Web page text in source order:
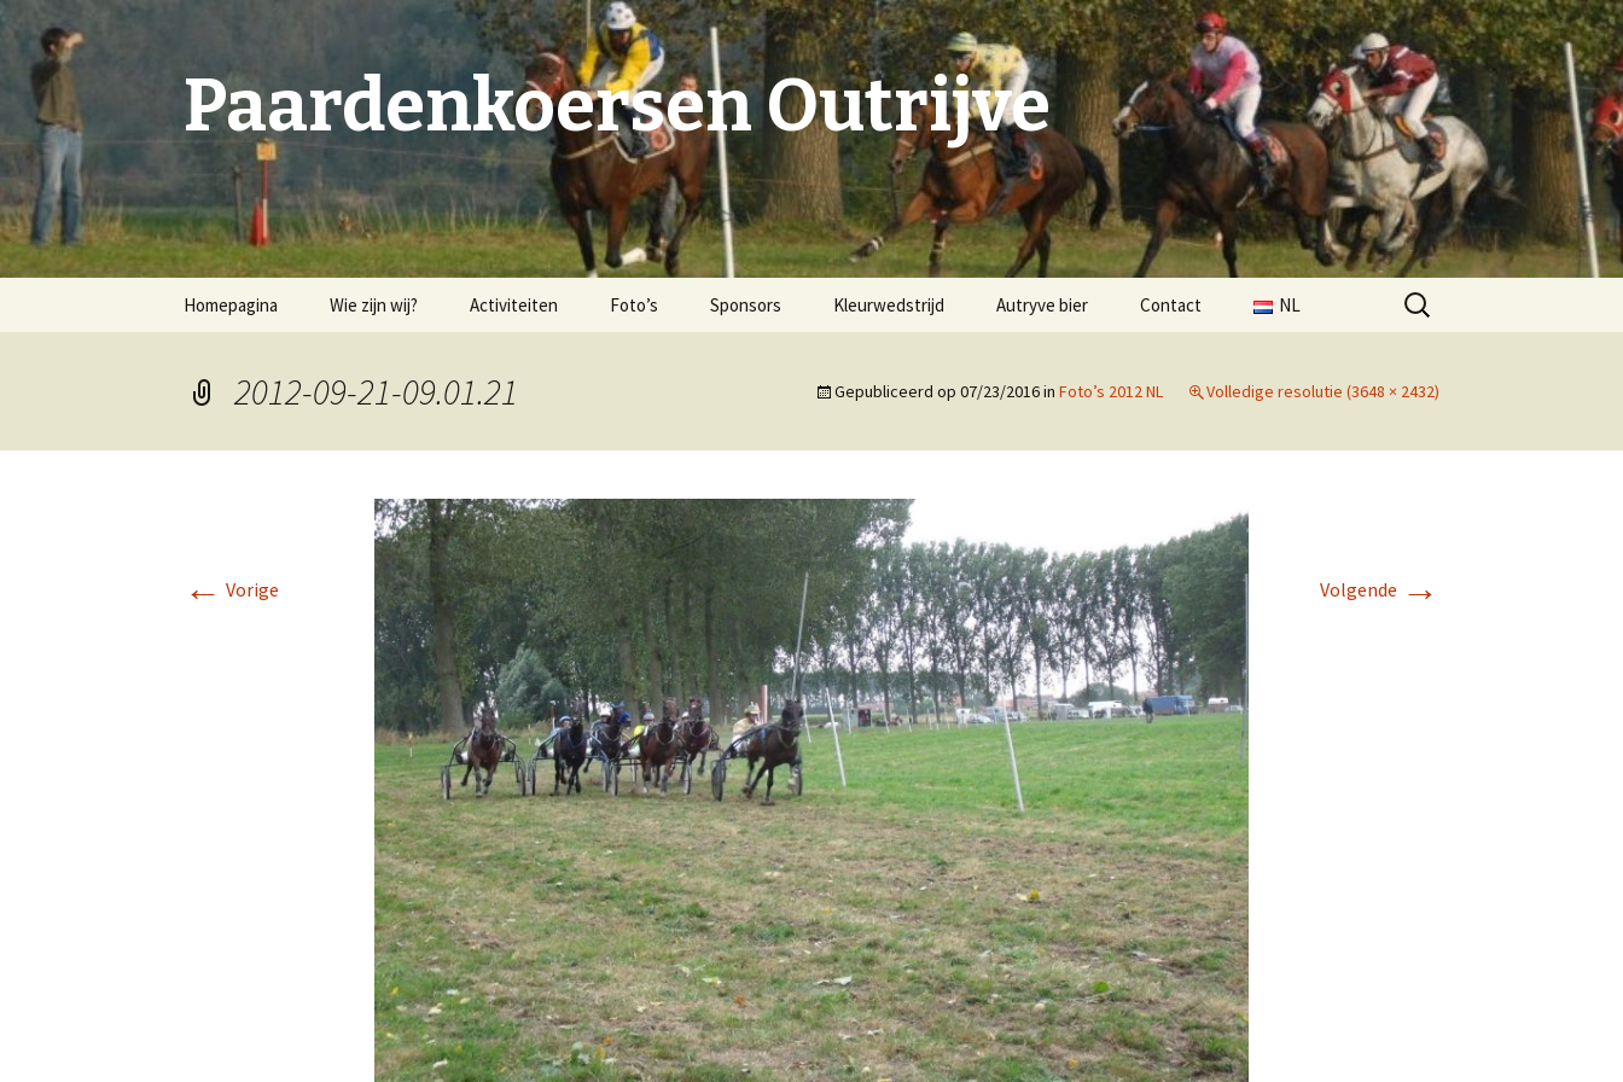
Paardenkoersen Outrijve
Homepagina Wie zijn wij?
1947-1957
1958-1972
1973-1988
1989-2012
2013-heden
Activiteiten Foto’s
2011
2012
2013
2014
2015
2016
2017 Bar Autryve
Paardenkoersen
2019
2023
2024
2025
Sponsors Kleurwedstrijd Autryve bier Contact NL
Zoeken
naar:
2012-09-21-09.01.21 Gepubliceerd op 07/23/2016in Foto’s 2012 NL Volledige resolutie (3648 × 2432)
← Vorige Volgende →